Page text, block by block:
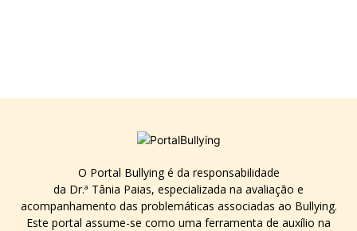
O Portal Bullying é da responsabilidade
da Dr.ª Tânia Paias, especializada na avaliação e
acompanhamento das problemáticas associadas ao Bullying.
Este portal assume-se como uma ferramenta de auxílio na